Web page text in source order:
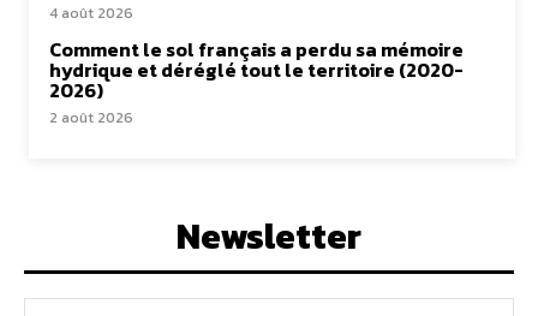
4 août 2026
Comment le sol français a perdu sa mémoire
hydrique et déréglé tout le territoire (2020-
2026)
2 août 2026
Newsletter